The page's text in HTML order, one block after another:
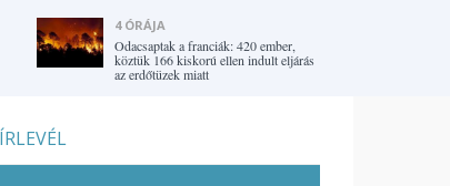
4 ÓRÁJA
Odacsaptak a franciák: 420 ember,
köztük 166 kiskorú ellen indult eljárás
az erdőtüzek miatt